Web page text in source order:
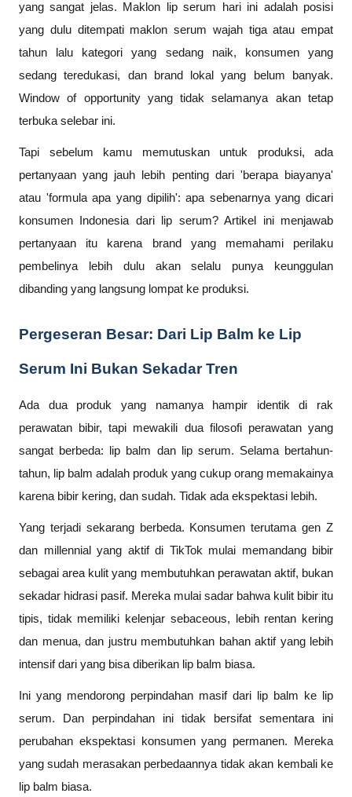
yang sangat jelas. Maklon lip serum hari ini adalah posisi
yang dulu ditempati maklon serum wajah tiga atau empat
tahun lalu kategori yang sedang naik, konsumen yang
sedang teredukasi, dan brand lokal yang belum banyak.
Window of opportunity yang tidak selamanya akan tetap
terbuka selebar ini.
Tapi sebelum kamu memutuskan untuk produksi, ada
pertanyaan yang jauh lebih penting dari 'berapa biayanya'
atau 'formula apa yang dipilih': apa sebenarnya yang dicari
konsumen Indonesia dari lip serum? Artikel ini menjawab
pertanyaan itu karena brand yang memahami perilaku
pembelinya lebih dulu akan selalu punya keunggulan
dibanding yang langsung lompat ke produksi.
Pergeseran Besar: Dari Lip Balm ke Lip
Serum Ini Bukan Sekadar Tren
Ada dua produk yang namanya hampir identik di rak
perawatan bibir, tapi mewakili dua filosofi perawatan yang
sangat berbeda: lip balm dan lip serum. Selama bertahun-
tahun, lip balm adalah produk yang cukup orang memakainya
karena bibir kering, dan sudah. Tidak ada ekspektasi lebih.
Yang terjadi sekarang berbeda. Konsumen terutama gen Z
dan millennial yang aktif di TikTok mulai memandang bibir
sebagai area kulit yang membutuhkan perawatan aktif, bukan
sekadar hidrasi pasif. Mereka mulai sadar bahwa kulit bibir itu
tipis, tidak memiliki kelenjar sebaceous, lebih rentan kering
dan menua, dan justru membutuhkan bahan aktif yang lebih
intensif dari yang bisa diberikan lip balm biasa.
Ini yang mendorong perpindahan masif dari lip balm ke lip
serum. Dan perpindahan ini tidak bersifat sementara ini
perubahan ekspektasi konsumen yang permanen. Mereka
yang sudah merasakan perbedaannya tidak akan kembali ke
lip balm biasa.